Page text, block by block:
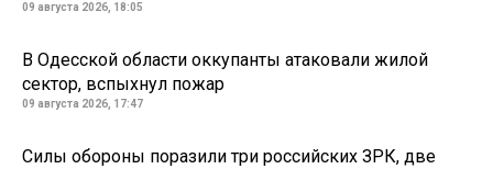
09 августа 2026, 18:05
В Одесской области оккупанты атаковали жилой
сектор, вспыхнул пожар
09 августа 2026, 17:47
Силы обороны поразили три российских ЗРК, две